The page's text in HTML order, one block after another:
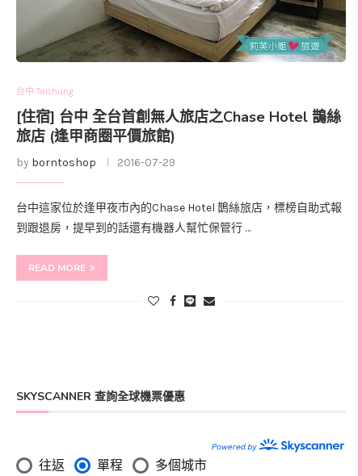
台中 Taichung
[住宿] 台中 全台首創無人旅店之Chase Hotel 鵲絲
旅店 (逢甲商圈平價旅館)
by borntoshop 2016-07-29
台中這家位於逢甲夜市內的Chase Hotel 鵲絲旅店，標榜自助式報
到跟退房，提早到的話還有機器人幫忙保管行 …
READ MORE
SKYSCANNER 查詢全球機票優惠